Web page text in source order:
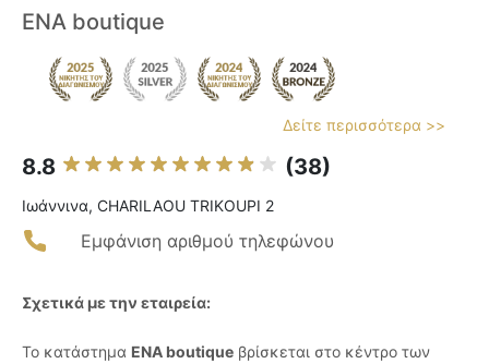
ENA boutique
Δείτε περισσότερα >>
8.8 (38)
Ιωάννινα, CHARILAOU TRIKOUPI 2
Εμφάνιση αριθμού τηλεφώνου
Σχετικά με την εταιρεία:
Το κατάστημα ENA boutique βρίσκεται στο κέντρο των